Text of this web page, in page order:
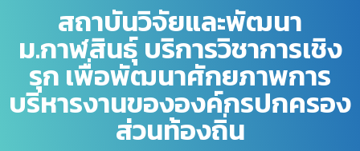
สถาบันวิจัยและพัฒนา
ม.กาฬสินธุ์ บริการวิชาการเชิง
รุก เพื่อพัฒนาศักยภาพการ
บริหารงานขององค์กรปกครอง
ส่วนท้องถิ่น